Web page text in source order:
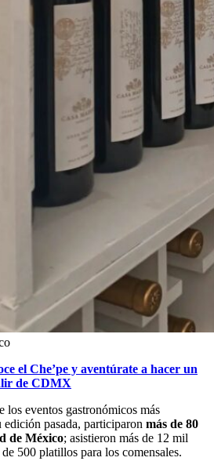
el Che’pe y aventúrate a hacer un
de CDMX
los eventos gastronómicos más
pasada, participaron más de 80
de México; asistieron más de 12 mil
500 platillos para los comensales.